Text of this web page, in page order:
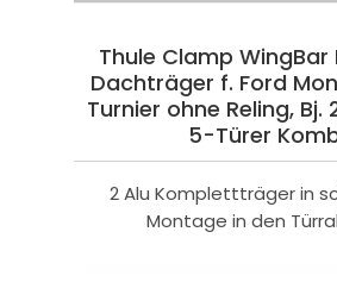
Thule Clamp WingBar
Dachträger f. Ford
Turnier ohne Reling, Bj.
5-Türer
2 Alu Komplettträger in
Montage in den